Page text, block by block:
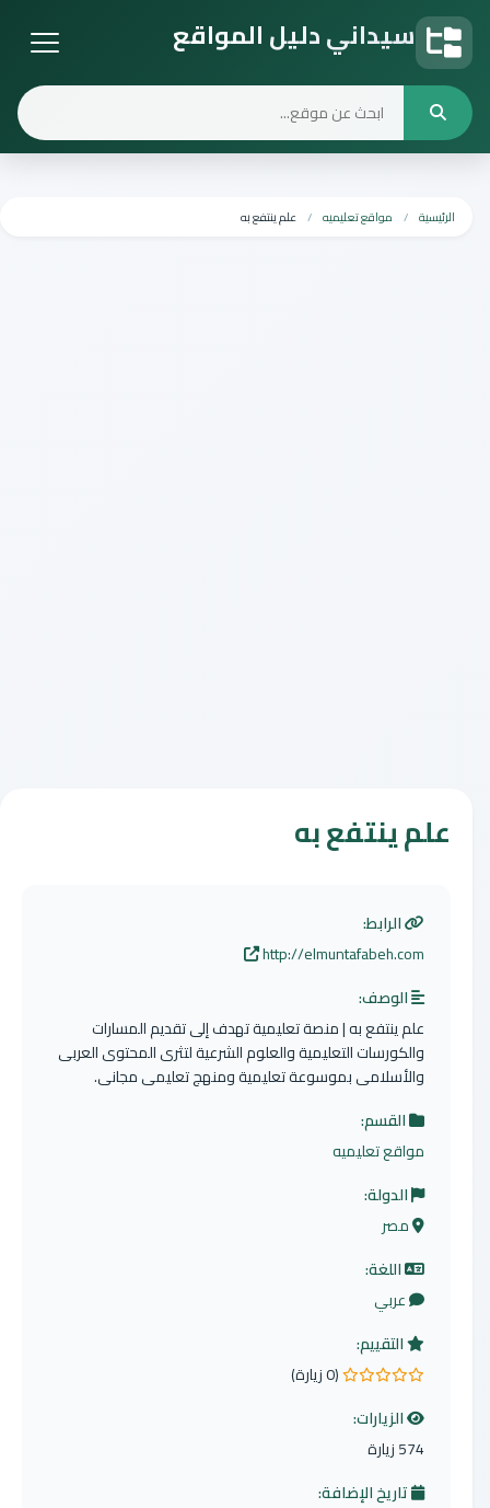
سيداني دليل المواقع
الرئيسية مواقع تعليميه علم ينتفع به
علم ينتفع به
الرابط:
http://elmuntafabeh.com
الوصف:
علم ينتفع به | منصة تعليمية تهدف إلى تقديم المسارات
والكورسات التعليمية والعلوم الشرعية لتثرى المحتوى العربى
والأسلامى بموسوعة تعليمية ومنهج تعليمى مجانى.
القسم:
مواقع تعليميه
الدولة:
مصر
اللغة:
عربي
التقييم:
0.0 من 5 نجوم
(0 زيارة)
الزيارات:
574 زيارة
تاريخ الإضافة: